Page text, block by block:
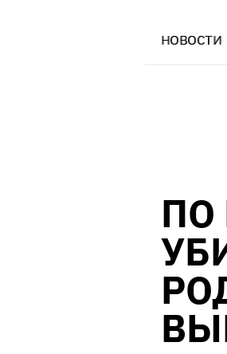
НОВОСТИ
ПО